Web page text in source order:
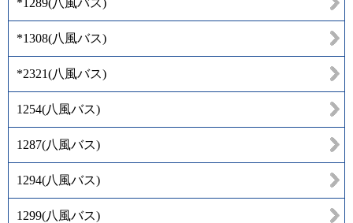
*1308(八風バス)
*2321(八風バス)
1254(八風バス)
1287(八風バス)
1294(八風バス)
1299(八風バス)